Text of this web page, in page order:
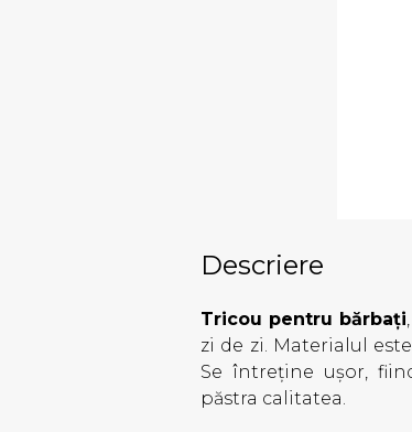
Descriere
Tricou pentru bărbați
zi de zi. Materialul
Se întreține ușor,
păstra calitatea.